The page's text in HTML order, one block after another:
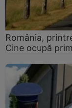
România,
Cine ocupă